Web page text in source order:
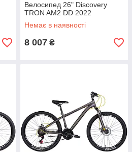
Велосипед 26" Discovery
TRON AM2 DD 2022
Немає в наявності
8 007 ₴